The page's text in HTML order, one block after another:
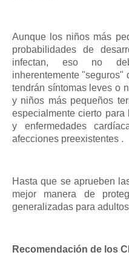
Aunque los niños más
probabilidades de
infectan, eso no
inherentemente "seguros"
tendrán síntomas leves o
y niños más pequeños
especialmente cierto
y enfermedades
afecciones preexistentes .
Hasta que se aprueben
mejor manera de
generalizadas para
Recomendación de los